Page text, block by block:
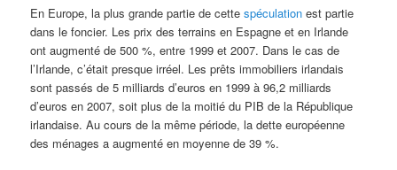
En Europe, la plus grande partie de cettespéculation est partie
dans le foncier. Les prix des terrains en Espagne et en Irlande
ont augmenté de 500 %, entre 1999 et 2007. Dans le cas de
l’Irlande, c’était presque irréel. Les prêts immobiliers irlandais
sont passés de 5 milliards d’euros en 1999 à 96,2 milliards
d’euros en 2007, soit plus de la moitié du PIB de la République
irlandaise. Au cours de la même période, la dette européenne
des ménages a augmenté en moyenne de 39 %.